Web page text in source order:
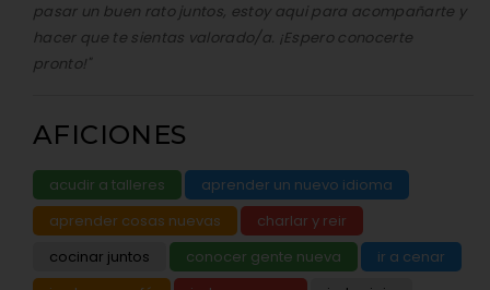
pasar un buen rato juntos, estoy aqui para acompañarte y
hacer que te sientas valorado/a. ¡Espero conocerte
pronto!"
AFICIONES
acudir a talleres
aprender un nuevo idioma
aprender cosas nuevas
charlar y reir
cocinar juntos
conocer gente nueva
ir a cenar